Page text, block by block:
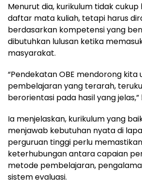
Menurut dia, kurikulum tidak
daftar mata kuliah, tetapi harus
berdasarkan kompetensi yang
dibutuhkan lulusan ketika
masyarakat.
“Pendekatan OBE mendorong
pembelajaran yang terarah,
berorientasi pada hasil yang
Ia menjelaskan, kurikulum yang
menjawab kebutuhan nyata di
perguruan tinggi perlu
keterhubungan antara capaian
metode pembelajaran,
sistem evaluasi.